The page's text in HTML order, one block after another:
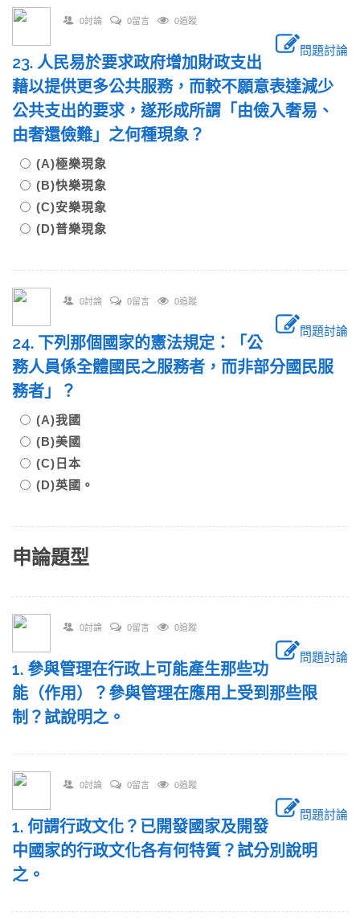
0討論 0留言 0追蹤
問題討論
23. 人民易於要求政府增加財政支出
藉以提供更多公共服務，而較不願意表達減少
公共支出的要求，遂形成所謂「由儉入奢易、
由奢還儉難」之何種現象？
(A)極樂現象
(B)快樂現象
(C)安樂現象
(D)普樂現象
0討論 0留言 0追蹤
問題討論
24. 下列那個國家的憲法規定：「公
務人員係全體國民之服務者，而非部分國民服
務者」？
(A)我國
(B)美國
(C)日本
(D)英國。
申論題型
0討論 0留言 0追蹤
問題討論
1. 參與管理在行政上可能產生那些功
能（作用）？參與管理在應用上受到那些限
制？試說明之。
0討論 0留言 0追蹤
問題討論
1. 何謂行政文化？已開發國家及開發
中國家的行政文化各有何特質？試分別說明
之。